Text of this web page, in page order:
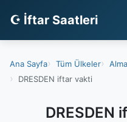
☪ İftar Saatleri
Ana Sayfa Tüm Ülkeler
DRESDEN iftar vakti
DRESDEN